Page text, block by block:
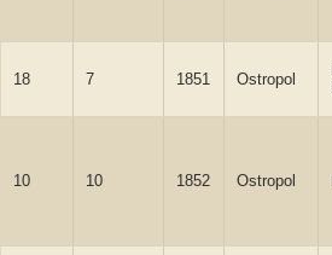
18 7 1851 Ostropol
10 10 1852 Ostropol